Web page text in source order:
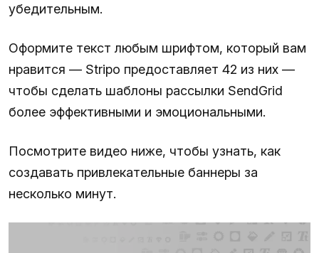
убедительным.
Оформите текст любым шрифтом, который вам
нравится — Stripo предоставляет 42 из них —
чтобы сделать шаблоны рассылки SendGrid
более эффективными и эмоциональными.
Посмотрите видео ниже, чтобы узнать, как
создавать привлекательные баннеры за
несколько минут.